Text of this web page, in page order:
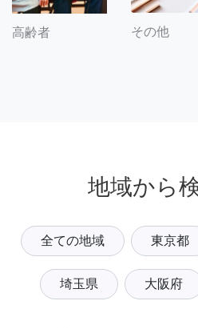
高齢者 その他
地域から
全ての地域 東京都
埼玉県 大阪府